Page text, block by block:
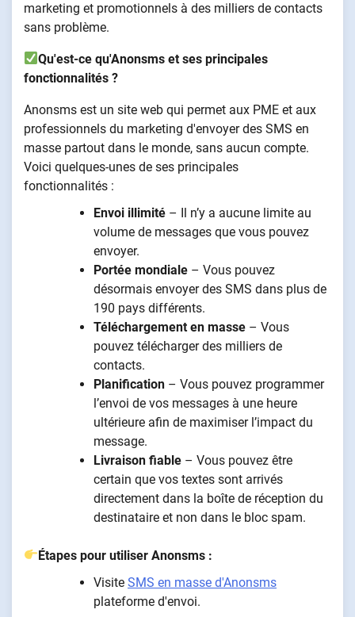
marketing et promotionnels à des milliers de contacts
sans problème.
Qu'est-ce qu'Anonsms et ses principales
fonctionnalités ?
Anonsms est un site web qui permet aux PME et aux
professionnels du marketing d'envoyer des SMS en
masse partout dans le monde, sans aucun compte.
Voici quelques-unes de ses principales
fonctionnalités :
Envoi illimité – Il n’y a aucune limite au
volume de messages que vous pouvez
envoyer.
Portée mondiale – Vous pouvez
désormais envoyer des SMS dans plus de
190 pays différents.
Téléchargement en masse – Vous
pouvez télécharger des milliers de
contacts.
Planification – Vous pouvez programmer
l’envoi de vos messages à une heure
ultérieure afin de maximiser l’impact du
message.
Livraison fiable – Vous pouvez être
certain que vos textes sont arrivés
directement dans la boîte de réception du
destinataire et non dans le bloc spam.
Étapes pour utiliser Anonsms :
Visite SMS en masse d'Anonsms
plateforme d'envoi.